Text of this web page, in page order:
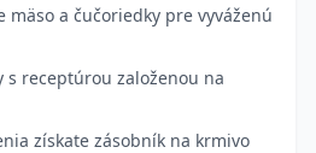
mäso a čučoriedky pre vyváženú
s receptúrou založenou na
získate zásobník na krmivo